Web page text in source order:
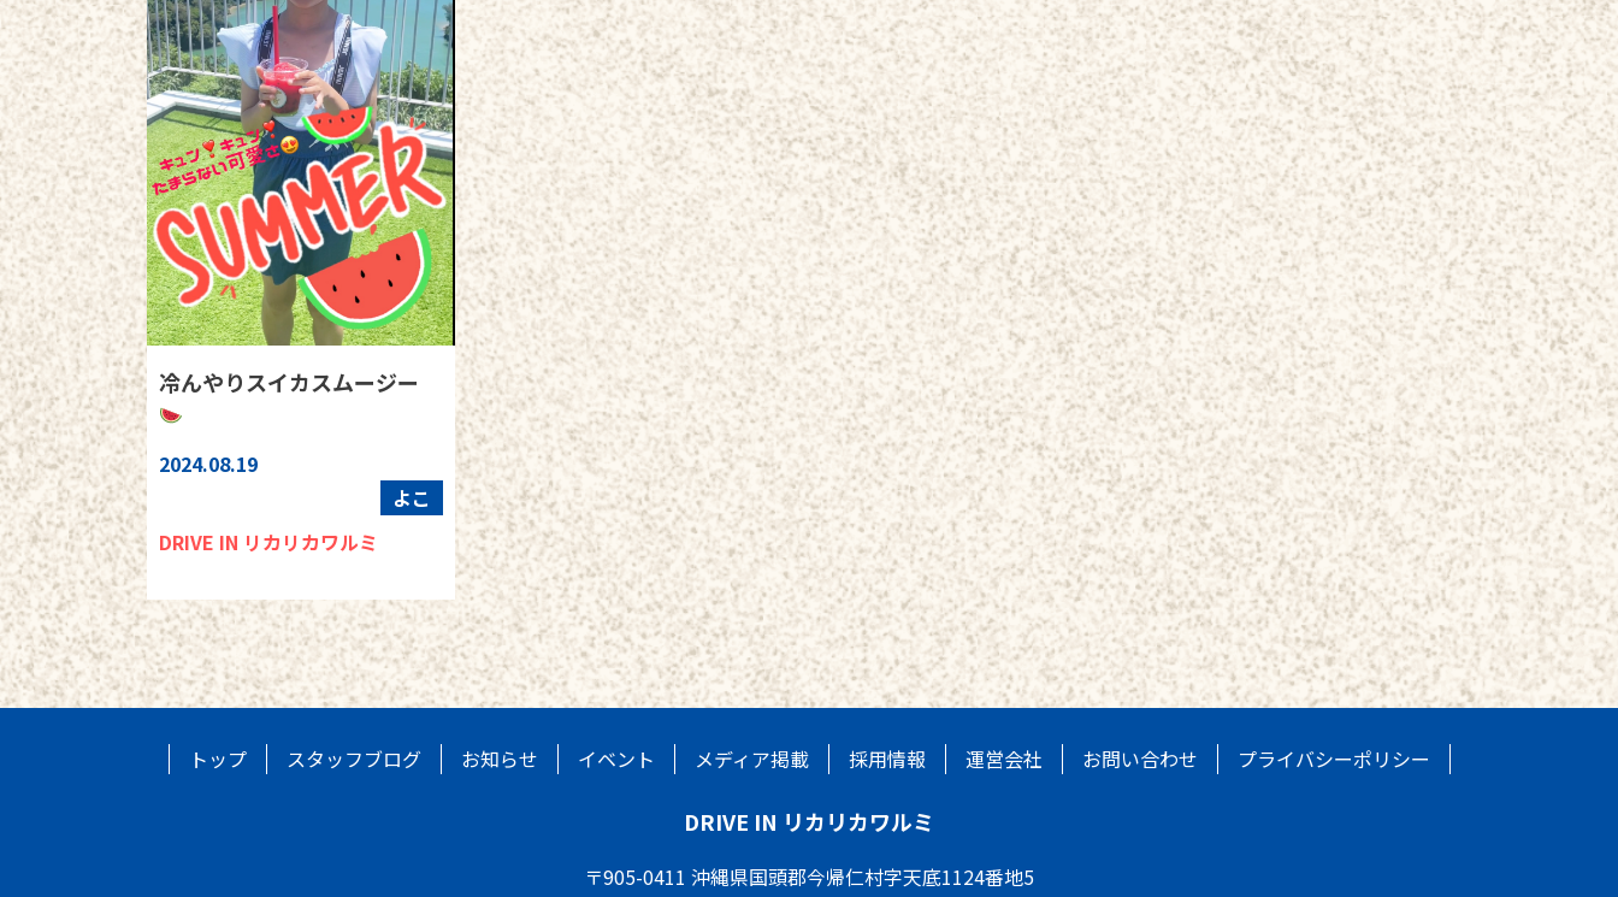
冷んやりスイカスムージー
2024.08.19
よこ
DRIVE IN リカリカワルミ
トップ スタッフブログ お知らせ イベント メディア掲載 採用情報 運営会社 お問い合わせ プライバシーポリシー
DRIVE IN リカリカワルミ
〒905-0411 沖縄県国頭郡今帰仁村字天底1124番地5